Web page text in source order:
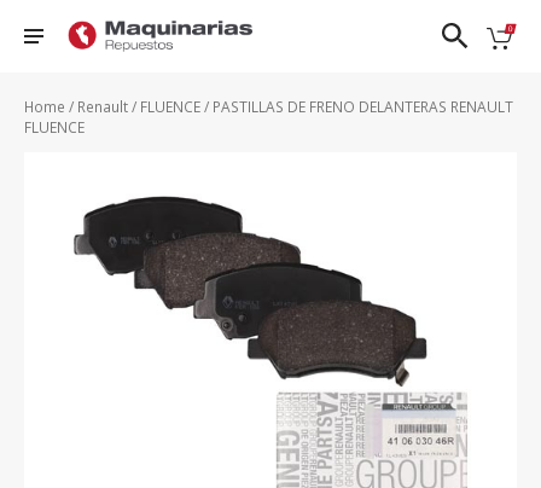
Ford
Honda
D22
FRONTIER
NP300
KICKS
NAVARA
PATHFINDER
SENTRA 1.8
- 2.0
SENTRA
CLASICO
B13
X-TRAIL
VER TODOS
Home / Renault/ FLUENCE/ PASTILLAS DE FRENO DELANTERAS RENAULT
FLUENCE